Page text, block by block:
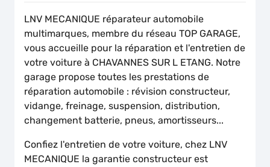
LNV MECANIQUE réparateur automobile
multimarques, membre du réseau TOP GARAGE,
vous accueille pour la réparation et l'entretien de
votre voiture à CHAVANNES SUR L ETANG. Notre
garage propose toutes les prestations de
réparation automobile : révision constructeur,
vidange, freinage, suspension, distribution,
changement batterie, pneus, amortisseurs...
Confiez l'entretien de votre voiture, chez LNV
MECANIQUE la garantie constructeur est